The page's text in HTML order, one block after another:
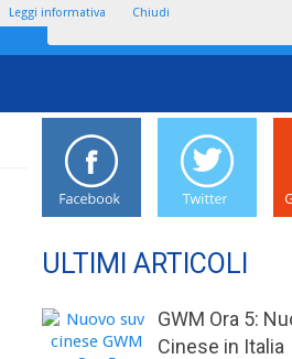
ULTIMI ARTICOLI
GWM Ora 5:
Cinese in Italia
Leggi informativa Chiudi